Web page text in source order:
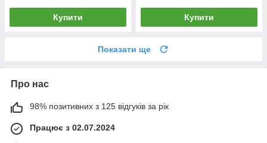
Купити Купити
Показати ще
Про нас
98% позитивних з 125 відгуків за рік
Працює з 02.07.2024